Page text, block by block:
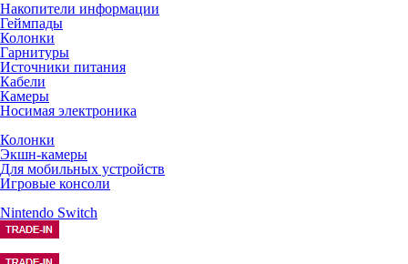
Накопители информации
Геймпады
Колонки
Гарнитуры
Источники питания
Кабели
Камеры
Носимая электроника
Колонки
Экшн-камеры
Для мобильных устройств
Игровые консоли
Nintendo Switch